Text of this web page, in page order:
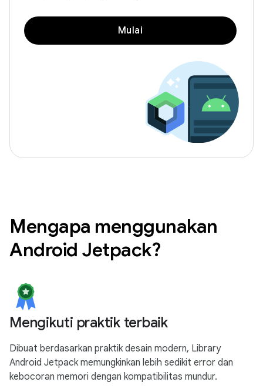
Mulai
Mengapa menggunakan
Android Jetpack?
Mengikuti praktik terbaik
Dibuat berdasarkan praktik desain modern, Library
Android Jetpack memungkinkan lebih sedikit error dan
kebocoran memori dengan kompatibilitas mundur.